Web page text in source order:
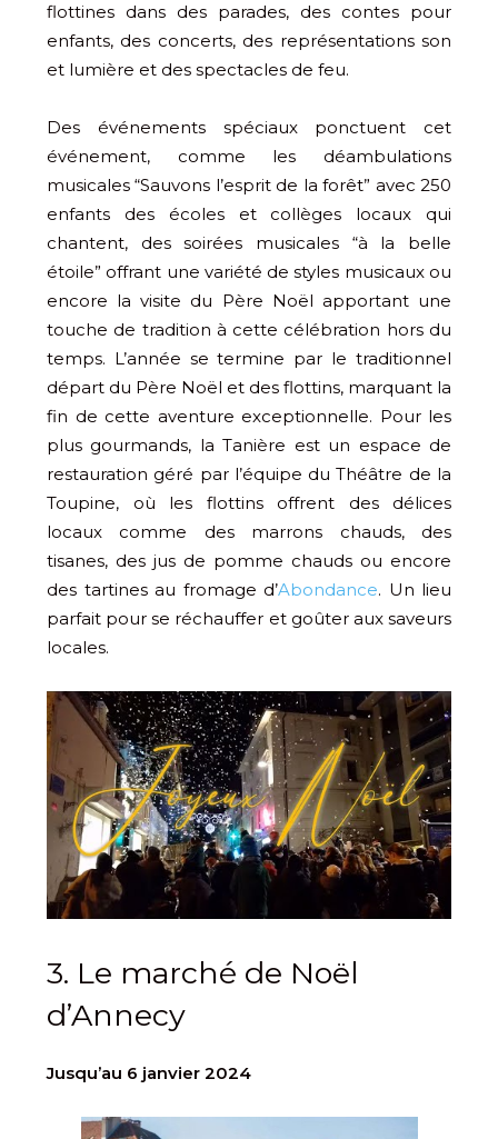
flottines dans des parades, des contes pour
enfants, des concerts, des représentations son
et lumière et des spectacles de feu.
Des événements spéciaux ponctuent cet
événement, comme les déambulations
musicales “Sauvons l’esprit de la forêt” avec 250
enfants des écoles et collèges locaux qui
chantent, des soirées musicales “à la belle
étoile” offrant une variété de styles musicaux ou
encore la visite du Père Noël apportant une
touche de tradition à cette célébration hors du
temps. L’année se termine par le traditionnel
départ du Père Noël et des flottins, marquant la
fin de cette aventure exceptionnelle. Pour les
plus gourmands, la Tanière est un espace de
restauration géré par l’équipe du Théâtre de la
Toupine, où les flottins offrent des délices
locaux comme des marrons chauds, des
tisanes, des jus de pomme chauds ou encore
des tartines au fromage d’Abondance. Un lieu
parfait pour se réchauffer et goûter aux saveurs
locales.
3. Le marché de Noël
d’Annecy
Jusqu’au 6 janvier 2024